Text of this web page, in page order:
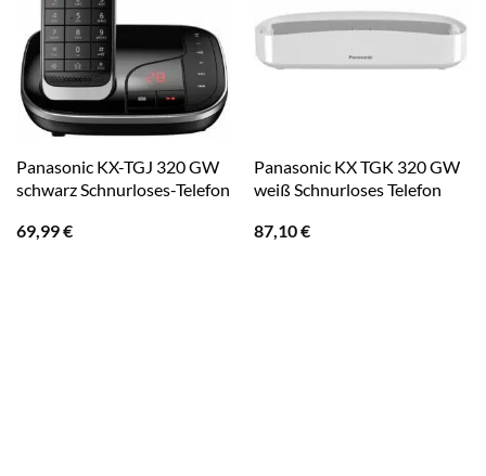
Panasonic KX-TGJ 320 GW
schwarz Schnurloses-Telefon
69,99€
Panasonic KX TGK 320 GW
weiß Schnurloses Telefon
87,10€